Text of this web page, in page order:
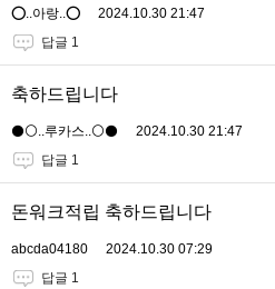
⭕..아랑..⭕
2024.10.30 21:47
답글 1
축하드립니다
⚫️⚪️..루카스..⚪️⚫️
2024.10.30 21:47
답글 1
돈워크적립 축하드립니다
abcda04180
2024.10.30 07:29
답글 1